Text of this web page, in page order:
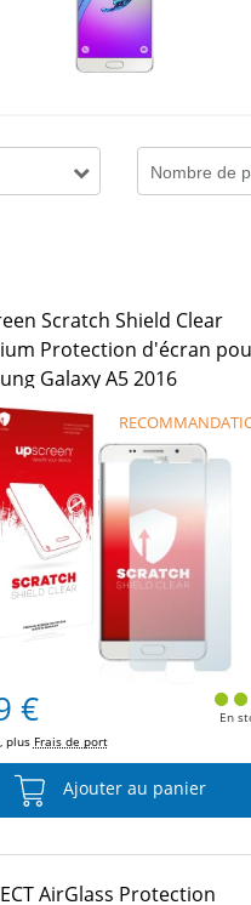
Nombre de
Scratch Shield Clear
Protection d'écran
Galaxy A5 2016
€
plus Frais de port
En
Ajouter au panier
AirGlass Protection